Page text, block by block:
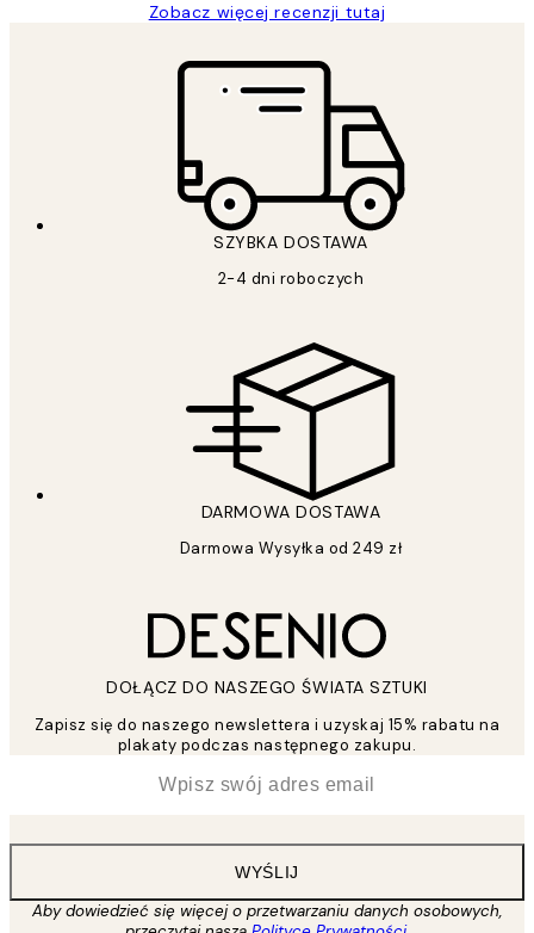
Zobacz więcej recenzji tutaj
SZYBKA DOSTAWA
2-4 dni roboczych
DARMOWA DOSTAWA
Darmowa Wysyłka od 249 zł
DOŁĄCZ DO NASZEGO ŚWIATA SZTUKI
Zapisz się do naszego newslettera i uzyskaj 15% rabatu na
plakaty podczas następnego zakupu.
WYŚLIJ
Aby dowiedzieć się więcej o przetwarzaniu danych osobowych,